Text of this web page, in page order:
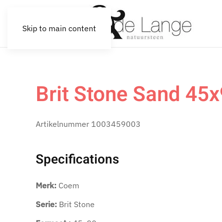
Skip to main content
Brit Stone Sand
Artikelnummer 1003459003
Specifications
Merk: Coem
Serie: Brit Stone